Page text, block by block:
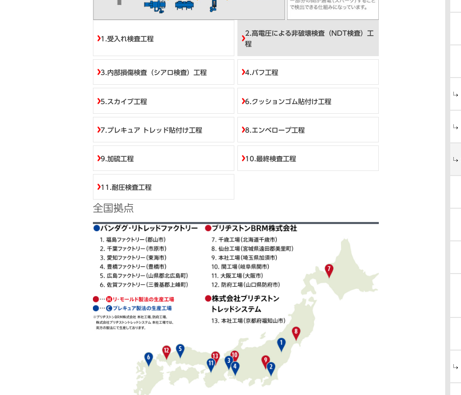
1.受入れ検査工程
2.高電圧による非破壊検査（NDT検査）工
程
3.内部損傷検査（シアロ検査）工程 4.バフ工程
5.スカイブ工程 6.クッションゴム貼付け工程
7.プレキュア トレッド貼付け工程 8.エンベロープ工程
9.加硫工程 10.最終検査工程
11.耐圧検査工程
全国拠点